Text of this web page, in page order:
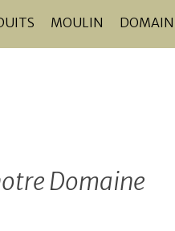
MOULIN
Domaine